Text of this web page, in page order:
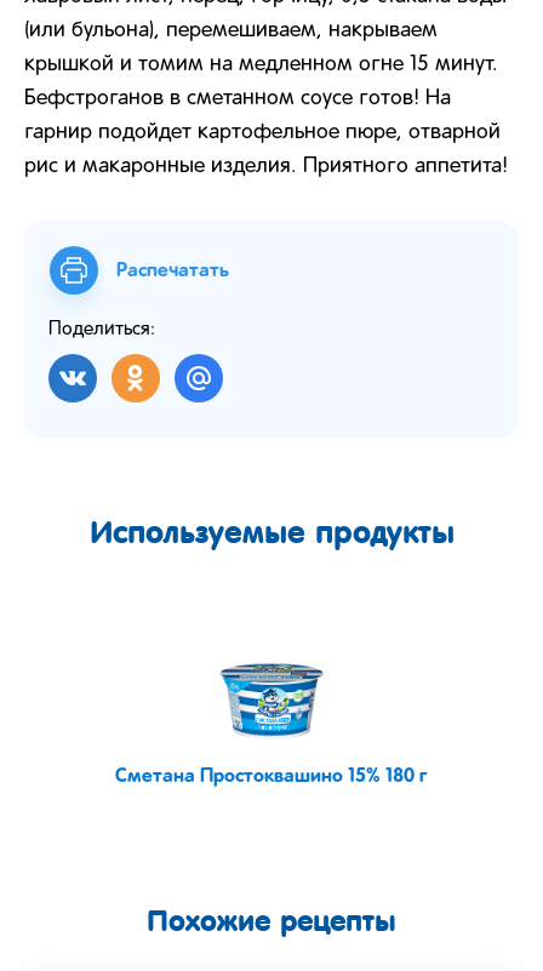
(или бульона), перемешиваем, накрываем
крышкой и томим на медленном огне 15 минут.
Бефстроганов в сметанном соусе готов! На
гарнир подойдет картофельное пюре, отварной
рис и макаронные изделия. Приятного аппетита!
Распечатать
Поделиться:
Используемые продукты
Сметана Простоквашино 15% 180 г
Похожие рецепты